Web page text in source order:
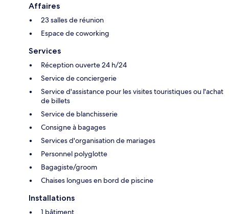
Affaires
23 salles de réunion
Espace de coworking
Services
Réception ouverte 24 h/24
Service de conciergerie
Service d'assistance pour les visites touristiques ou l'achat
de billets
Service de blanchisserie
Consigne à bagages
Services d'organisation de mariages
Personnel polyglotte
Bagagiste/groom
Chaises longues en bord de piscine
Installations
1 bâtiment